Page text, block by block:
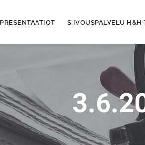
PRESENTAATIOT SIIVOUSPALVELU H&H